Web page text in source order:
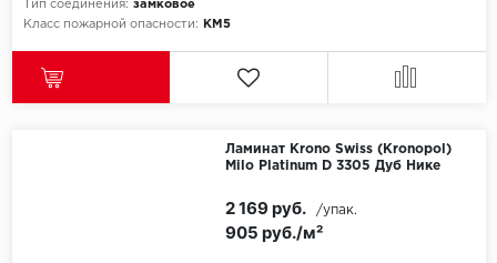
ECO Parquet
Egger
Тип соединения: замковое
Класс пожарной опасности:
КМ5
Ламинат Krono Swiss (Kronopol)
Milo Platinum D 3305 Дуб Нике
905 руб./м²
2 169 руб. /упак.